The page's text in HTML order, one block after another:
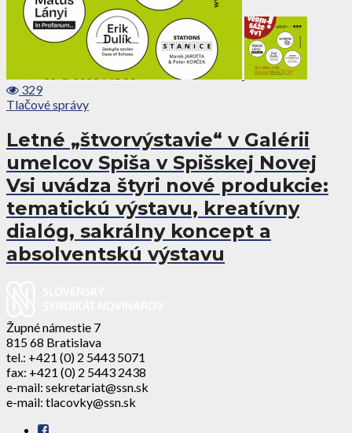
329
Tlačové správy
Letné „štvorvýstavie“ v Galérii
umelcov Spiša v Spišskej Novej
Vsi uvádza štyri nové produkcie:
tematickú výstavu, kreatívny
dialóg, sakrálny koncept a
absolventskú výstavu
Župné námestie 7
815 68 Bratislava
tel.: +421 (0) 2 5443 5071
fax: +421 (0) 2 5443 2438
e-mail: sekretariat@ssn.sk
e-mail: tlacovky@ssn.sk